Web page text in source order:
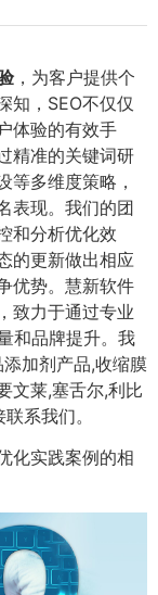
，为客户提供个
知，SEO不仅仅
体验的有效手
精准的关键词研
等多维度策略，
表现。我们的团
和分析优化效
的更新做出相应
优势。慧新软件
致力于通过专业
和品牌提升。我
加剂产品,收缩膜
文莱,塞舌尔,利比
系我们。
化实践案例的相